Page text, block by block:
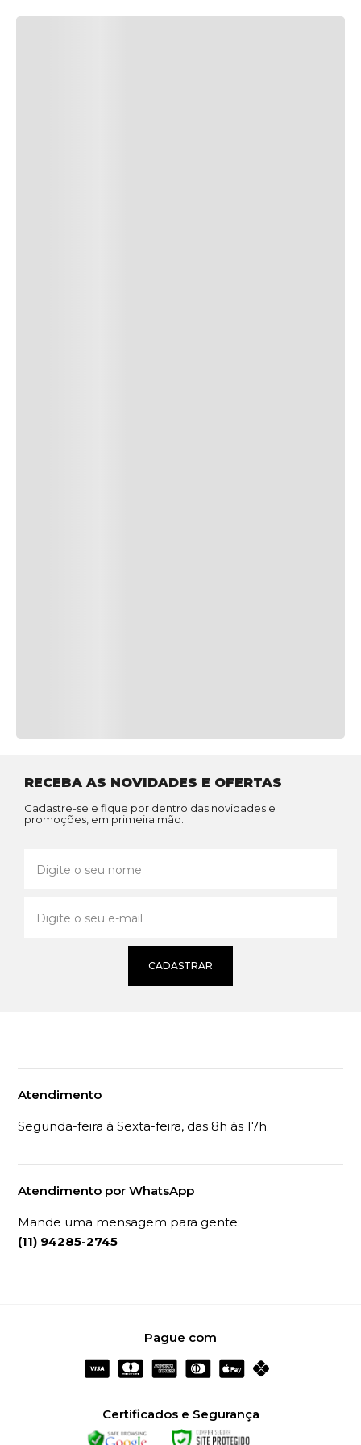
RECEBA AS NOVIDADES E OFERTAS
Cadastre-se e fique por dentro das novidades e
promoções, em primeira mão.
CADASTRAR
Atendimento
Segunda-feira à Sexta-feira, das 8h às 17h.
Atendimento por WhatsApp
Mande uma mensagem para gente:
(11) 94285-2745
Pague com
Certificados e Segurança